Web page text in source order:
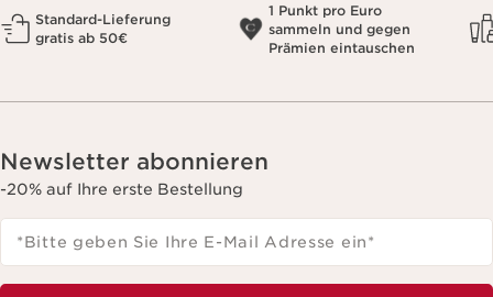
Standard-Lieferung
gratis ab 50€
1 Punkt pro Euro
sammeln und gegen
Prämien eintauschen
Newsletter abonnieren
-20% auf Ihre erste Bestellung
*Bitte geben Sie Ihre E-Mail Adresse ein*